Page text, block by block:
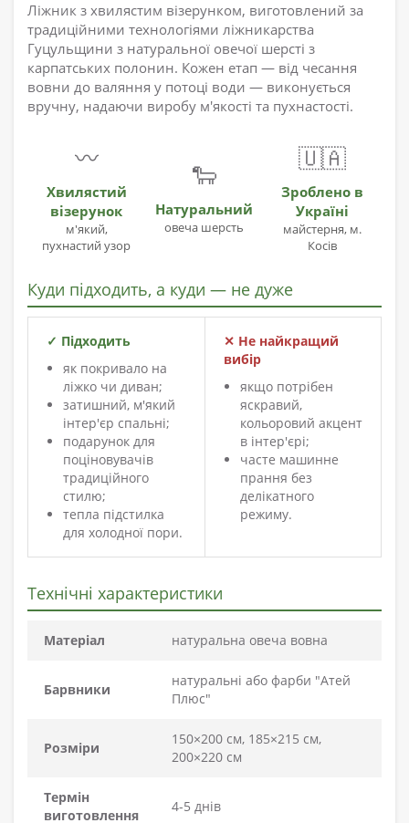
Ліжник з хвилястим візерунком, виготовлений за
традиційними технологіями ліжникарства
Гуцульщини з натуральної овечої шерсті з
карпатських полонин. Кожен етап — від чесання
вовни до валяння у потоці води — виконується
вручну, надаючи виробу м'якості та пухнастості.
〰️
Хвилястий
візерунок
м'який,
пухнастий узор
🐑
Натуральний
овеча шерсть
🇺🇦
Зроблено в
Україні
майстерня, м.
Косів
Куди підходить, а куди — не дуже
✓ Підходить
як покривало на
ліжко чи диван;
затишний, м'який
інтер'єр спальні;
подарунок для
поціновувачів
традиційного
стилю;
тепла підстилка
для холодної пори.
✕ Не найкращий
вибір
якщо потрібен
яскравий,
кольоровий акцент
в інтер'єрі;
часте машинне
прання без
делікатного
режиму.
Технічні характеристики
Матеріал натуральна овеча вовна
Барвники
натуральні або фарби "Атей
Плюс"
Розміри
150×200 см, 185×215 см,
200×220 см
Термін
виготовлення
4-5 днів